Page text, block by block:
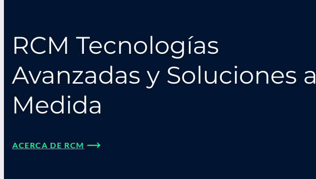
RCM Tecnologías
Avanzadas y Soluciones a
Medida
ACERCA DE RCM